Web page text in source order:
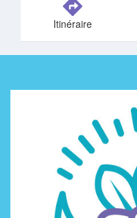
Itinéraire